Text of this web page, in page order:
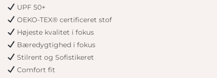
UPF 50+
OEKO-TEX® certificeret stof
Højeste kvalitet i fokus
Bæredygtighed i fokus
Stilrent og Sofistikeret
Comfort fit